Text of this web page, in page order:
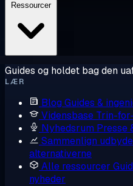
Ressourcer
Guides og holdet bag den
LÆR
Blog Guides &
Vidensbase Trin-
Nyhedsrum Presse
Sammenlign
alternativerne
Alle ressourcer
nyheder